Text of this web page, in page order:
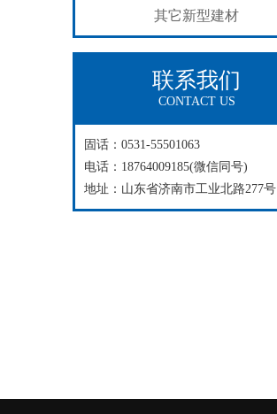
其它新型建材
联系我们
CONTACT US
固话：0531-55501063
电话：18764009185(微信同号)
地址：山东省济南市工业北路277号